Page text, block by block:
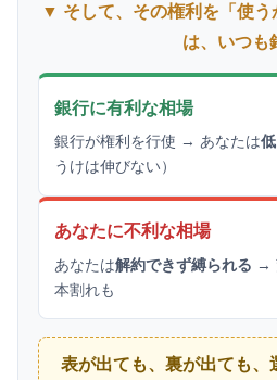
▼ そして、その権利を「使う
は、いつも
銀行に有利な相場
銀行が権利を行使 → あなたは
うけは伸びない）
あなたに不利な相場
あなたは解約できず縛られる →
本割れも
表が出ても、裏が出ても、